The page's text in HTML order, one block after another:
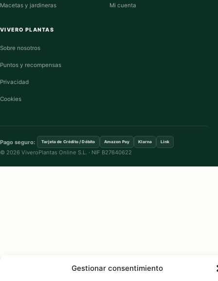
Gestionar consentimiento
Macetas y jardineras Mi cuenta
VIVERO PLANTAS
Sobre nosotros
Puntos y recompensas
Privacidad
Cookies
Pago seguro: Tarjeta de Crédito / Débito Amazon Pay Klarna Link
© 2026 ViveroPlantas Online S.L. · NIF B27640622